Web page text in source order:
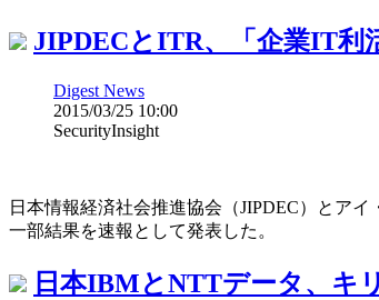
JIPDECとITR、「企業IT利
Digest News
2015/03/25 10:00
SecurityInsight
日本情報経済社会推進協会（JIPDEC）とア
一部結果を速報として発表した。
日本IBMとNTTデータ、キ